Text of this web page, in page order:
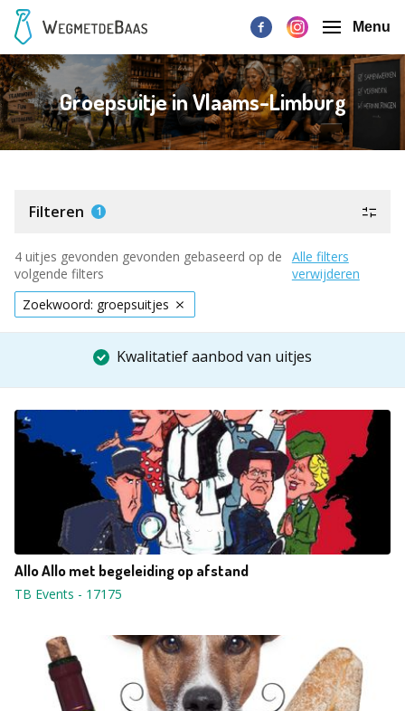
Menu
Groepsuitje in Vlaams-Limburg
Filteren 1
4 uitjes gevonden gevonden gebaseerd op de
volgende filters
Alle filters
verwijderen
Zoekwoord: groepsuitjes
Kwalitatief aanbod van uitjes
Allo Allo met begeleiding op afstand
TB Events - 17175